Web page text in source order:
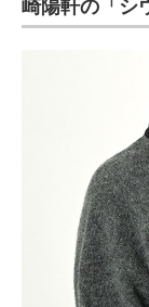
崎陽軒の「シ